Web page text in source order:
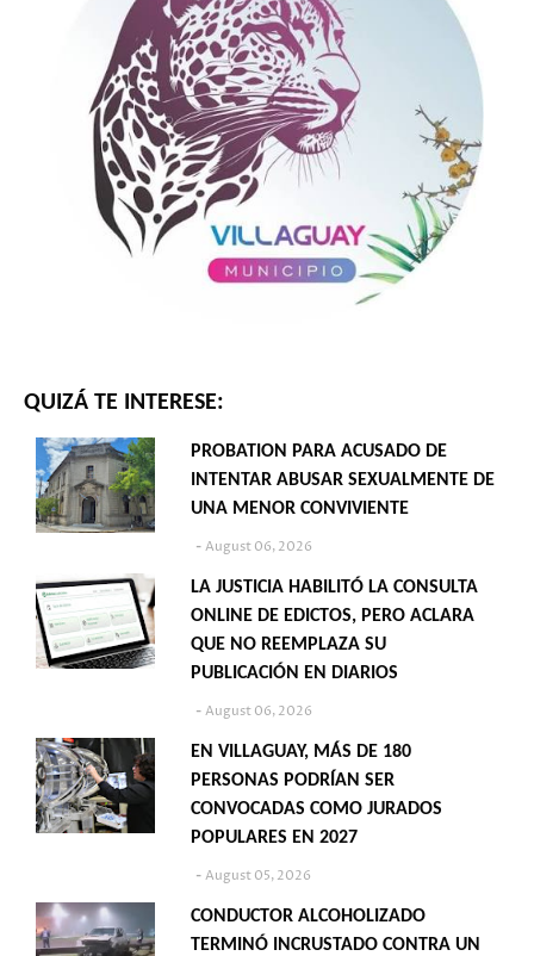
QUIZÁ TE INTERESE:
PROBATION PARA ACUSADO DE
INTENTAR ABUSAR SEXUALMENTE DE
UNA MENOR CONVIVIENTE
August 06, 2026
LA JUSTICIA HABILITÓ LA CONSULTA
ONLINE DE EDICTOS, PERO ACLARA
QUE NO REEMPLAZA SU
PUBLICACIÓN EN DIARIOS
August 06, 2026
EN VILLAGUAY, MÁS DE 180
PERSONAS PODRÍAN SER
CONVOCADAS COMO JURADOS
POPULARES EN 2027
August 05, 2026
CONDUCTOR ALCOHOLIZADO
TERMINÓ INCRUSTADO CONTRA UN